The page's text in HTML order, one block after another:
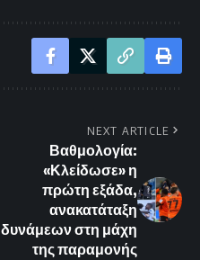
NEXT ARTICLE
Βαθμολογία:
«Κλείδωσε» η
πρώτη εξάδα,
ανακατάταξη
δυνάμεων στη μάχη
της παραμονής